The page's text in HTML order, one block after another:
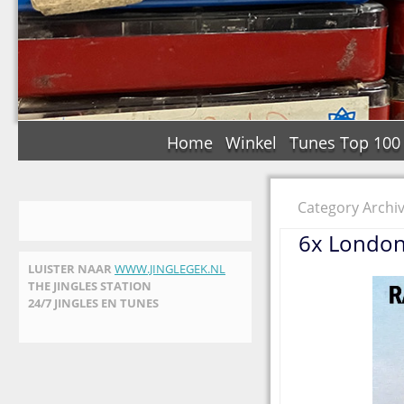
Home Winkel Tunes Top 100
LUISTER NAAR WWW.JINGLEGEK.NL
THE JINGLES STATION
24/7 JINGLES EN TUNES
Category
6x